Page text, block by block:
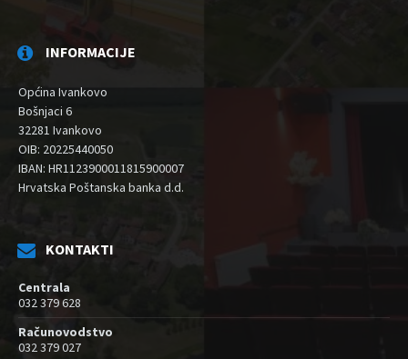
INFORMACIJE
Općina Ivankovo
Bošnjaci 6
32281 Ivankovo
OIB: 20225440050
IBAN: HR1123900011815900007
Hrvatska Poštanska banka d.d.
KONTAKTI
Centrala
032 379 628
Računovodstvo
032 379 027